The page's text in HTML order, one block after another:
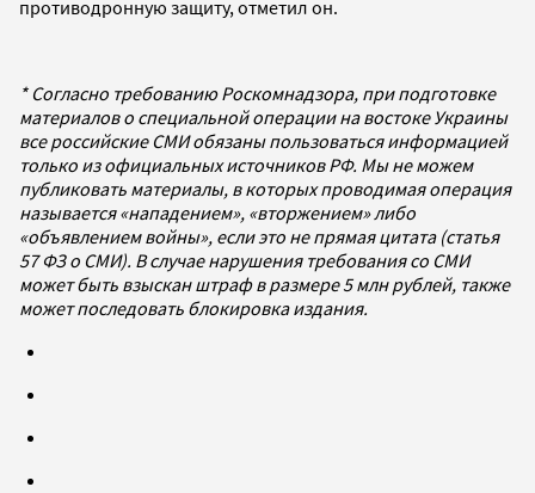
противодронную защиту, отметил он.
* Согласно требованию Роскомнадзора, при подготовке
материалов о специальной операции на востоке Украины
все российские СМИ обязаны пользоваться информацией
только из официальных источников РФ. Мы не можем
публиковать материалы, в которых проводимая операция
называется «нападением», «вторжением» либо
«объявлением войны», если это не прямая цитата (статья
57 ФЗ о СМИ). В случае нарушения требования со СМИ
может быть взыскан штраф в размере 5 млн рублей, также
может последовать блокировка издания.